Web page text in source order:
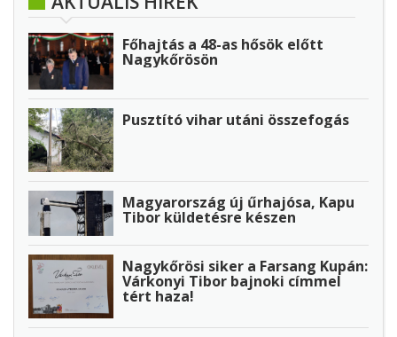
Főhajtás a 48-as hősök előtt
Nagykőrösön
Pusztító vihar utáni összefogás
Magyarország új űrhajósa, Kapu
Tibor küldetésre készen
Nagykőrösi siker a Farsang Kupán:
Várkonyi Tibor bajnoki címmel
tért haza!